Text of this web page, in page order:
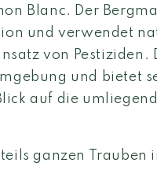
Blanc. Der
und verwendet
von Pestiziden.
und bietet
auf die
ganzen Trauben